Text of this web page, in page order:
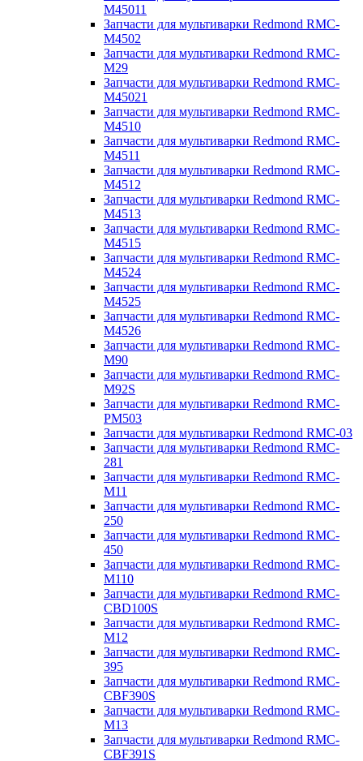
M45011
Запчасти для мультиварки Redmond RMC-
M4502
Запчасти для мультиварки Redmond RMC-
M29
Запчасти для мультиварки Redmond RMC-
M45021
Запчасти для мультиварки Redmond RMC-
M4510
Запчасти для мультиварки Redmond RMC-
M4511
Запчасти для мультиварки Redmond RMC-
M4512
Запчасти для мультиварки Redmond RMC-
M4513
Запчасти для мультиварки Redmond RMC-
M4515
Запчасти для мультиварки Redmond RMC-
M4524
Запчасти для мультиварки Redmond RMC-
M4525
Запчасти для мультиварки Redmond RMC-
M4526
Запчасти для мультиварки Redmond RMC-
M90
Запчасти для мультиварки Redmond RMC-
M92S
Запчасти для мультиварки Redmond RMC-
PM503
Запчасти для мультиварки Redmond RMC-03
Запчасти для мультиварки Redmond RMC-
281
Запчасти для мультиварки Redmond RMC-
M11
Запчасти для мультиварки Redmond RMC-
250
Запчасти для мультиварки Redmond RMC-
450
Запчасти для мультиварки Redmond RMC-
M110
Запчасти для мультиварки Redmond RMC-
CBD100S
Запчасти для мультиварки Redmond RMC-
M12
Запчасти для мультиварки Redmond RMC-
395
Запчасти для мультиварки Redmond RMC-
CBF390S
Запчасти для мультиварки Redmond RMC-
M13
Запчасти для мультиварки Redmond RMC-
CBF391S